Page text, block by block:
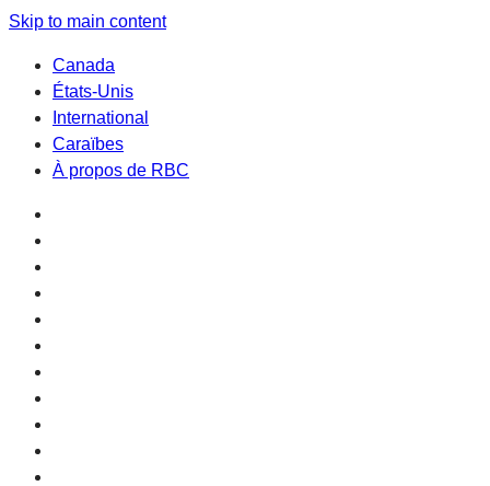
Skip to main content
Canada
États-Unis
International
Caraïbes
À propos de RBC